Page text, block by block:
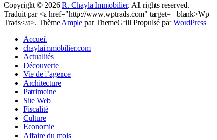
Copyright © 2026 R. Chayla Immobilier. All rights reserved.
Traduit par <a href="http://www.wptrads.com" target= _blank>Wp
Trads</a>. Thème Ample par ThemeGrill Propulsé parWordPress
Accueil
chaylaimmobilier.com
Actualités
Découverte
Vie de l’agence
Architecture
Patrimoine
Site Web
Fiscalité
Culture
Economie
Affaire du mois